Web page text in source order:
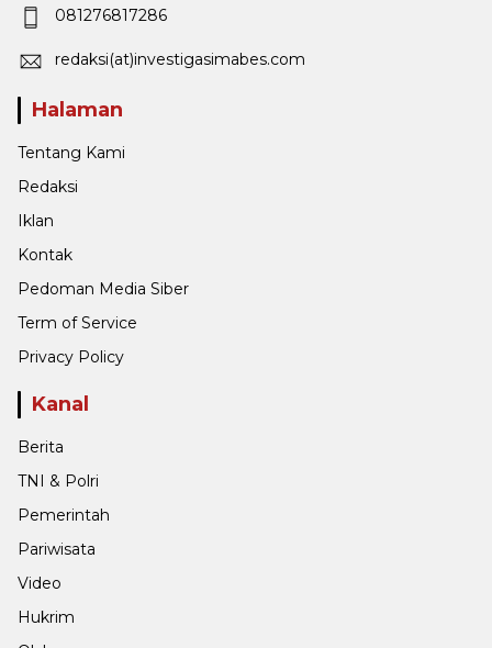
081276817286
redaksi(at)investigasimabes.com
Halaman
Tentang Kami
Redaksi
Iklan
Kontak
Pedoman Media Siber
Term of Service
Privacy Policy
Kanal
Berita
TNI & Polri
Pemerintah
Pariwisata
Video
Hukrim